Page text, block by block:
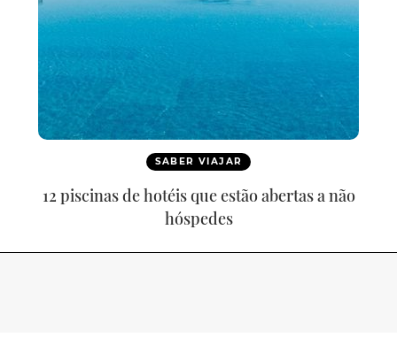
SABER VIAJAR
12 piscinas de hotéis que estão abertas a não
hóspedes